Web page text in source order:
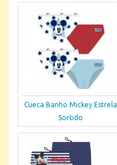
Cueca Banho Mickey Estrela
Sortido